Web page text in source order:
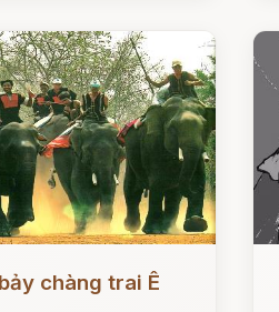
chàng trai Ê